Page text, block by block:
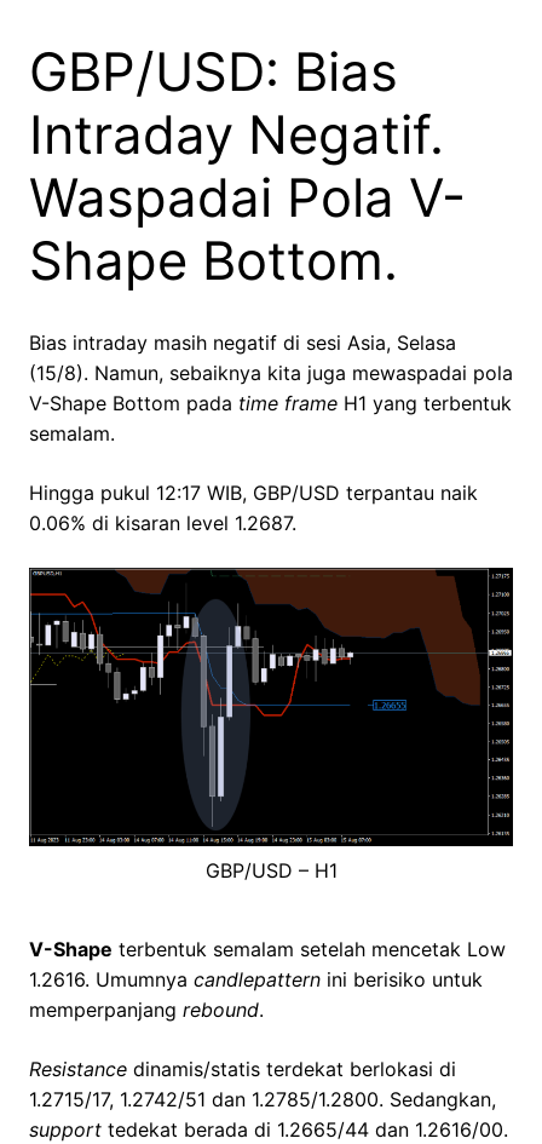
GBP/USD: Bias
Intraday Negatif.
Waspadai Pola V-
Shape Bottom.
Bias intraday masih negatif di sesi Asia, Selasa
(15/8). Namun, sebaiknya kita juga mewaspadai pola
V-Shape Bottom pada time frame H1 yang terbentuk
semalam.
Hingga pukul 12:17 WIB, GBP/USD terpantau naik
0.06% di kisaran level 1.2687.
GBP/USD – H1
V-Shape terbentuk semalam setelah mencetak Low
1.2616. Umumnya candlepattern ini berisiko untuk
memperpanjang rebound.
Resistance dinamis/statis terdekat berlokasi di
1.2715/17, 1.2742/51 dan 1.2785/1.2800. Sedangkan,
support tedekat berada di 1.2665/44 dan 1.2616/00.